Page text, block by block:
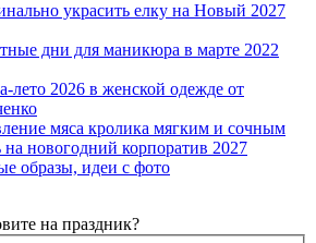
украсить елку на Новый 2027
дни для маникюра в марте 2022
лето 2026 в женской одежде от
мяса кролика мягким и сочным
на новогодний корпоратив 2027
образы, идеи с фото
на праздник?